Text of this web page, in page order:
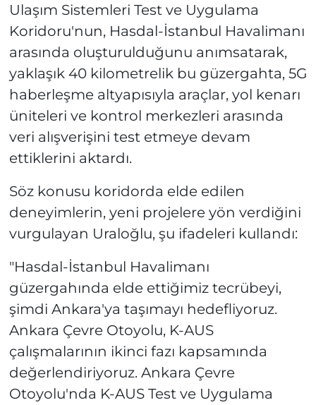
Ulaşım Sistemleri Test ve Uygulama
Koridoru'nun, Hasdal-İstanbul Havalimanı
arasında oluşturulduğunu anımsatarak,
yaklaşık 40 kilometrelik bu güzergahta, 5G
haberleşme altyapısıyla araçlar, yol kenarı
üniteleri ve kontrol merkezleri arasında
veri alışverişini test etmeye devam
ettiklerini aktardı.
Söz konusu koridorda elde edilen
deneyimlerin, yeni projelere yön verdiğini
vurgulayan Uraloğlu, şu ifadeleri kullandı:
"Hasdal-İstanbul Havalimanı
güzergahında elde ettiğimiz tecrübeyi,
şimdi Ankara'ya taşımayı hedefliyoruz.
Ankara Çevre Otoyolu, K-AUS
çalışmalarının ikinci fazı kapsamında
değerlendiriyoruz. Ankara Çevre
Otoyolu'nda K-AUS Test ve Uygulama